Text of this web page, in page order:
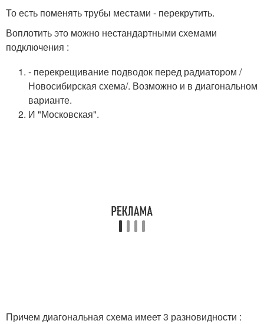
То есть поменять трубы местами - перекрутить.
Воплотить это можно нестандартными схемами
подключения :
- перекрещивание подводок перед радиатором /
Новосибирская схема/. Возможно и в диагональном
варианте.
И "Московская".
Причем диагональная схема имеет 3 разновидности :